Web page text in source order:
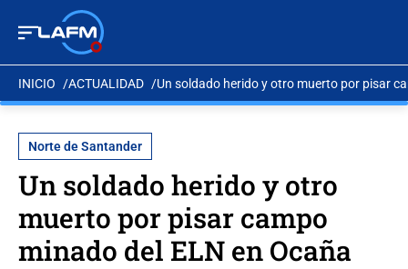
INICIO ACTUALIDAD Un soldado herido y otro muerto por pisar
Norte de Santander
Un soldado herido y otro
muerto por pisar campo
minado del ELN en Ocaña